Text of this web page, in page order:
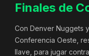
Finales de
Con Denver Nuggets
Conferencia Oeste,
llave, para jugar